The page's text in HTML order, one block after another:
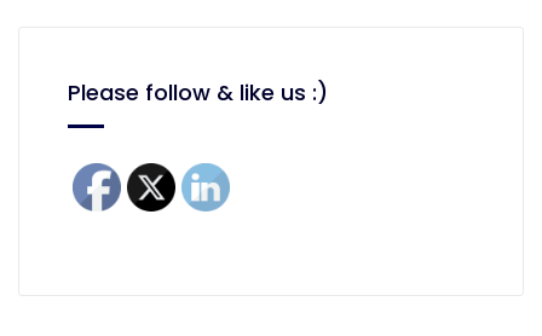
Please follow & like us :)